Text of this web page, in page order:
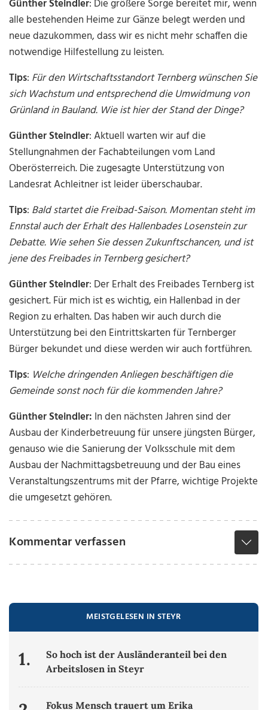
Günther Steindler: Die größere Sorge bereitet mir, wenn
alle bestehenden Heime zur Gänze belegt werden und
neue dazukommen, dass wir es nicht mehr schaffen die
notwendige Hilfestellung zu leisten.
Tips: Für den Wirtschaftsstandort Ternberg wünschen Sie
sich Wachstum und entsprechend die Umwidmung von
Grünland in Bauland. Wie ist hier der Stand der Dinge?
Günther Steindler: Aktuell warten wir auf die
Stellungnahmen der Fachabteilungen vom Land
Oberösterreich. Die zugesagte Unterstützung von
Landesrat Achleitner ist leider überschaubar.
Tips: Bald startet die Freibad-Saison. Momentan steht im
Ennstal auch der Erhalt des Hallenbades Losenstein zur
Debatte. Wie sehen Sie dessen Zukunftschancen, und ist
jene des Freibades in Ternberg gesichert?
Günther Steindler: Der Erhalt des Freibades Ternberg ist
gesichert. Für mich ist es wichtig, ein Hallenbad in der
Region zu erhalten. Das haben wir auch durch die
Unterstützung bei den Eintrittskarten für Ternberger
Bürger bekundet und diese werden wir auch fortführen.
Tips: Welche dringenden Anliegen beschäftigen die
Gemeinde sonst noch für die kommenden Jahre?
Günther Steindler: In den nächsten Jahren sind der
Ausbau der Kinderbetreuung für unsere jüngsten Bürger,
genauso wie die Sanierung der Volksschule mit dem
Ausbau der Nachmittagsbetreuung und der Bau eines
Veranstaltungszentrums mit der Pfarre, wichtige Projekte
die umgesetzt gehören.
Kommentar verfassen
MEISTGELESEN IN STEYR
1.
So hoch ist der Ausländeranteil bei den
Arbeitslosen in Steyr
Fokus Mensch trauert um Erika